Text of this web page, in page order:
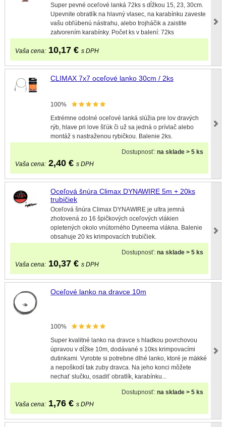
Super pevné oceľové lanká 72ks s dĺžkou 15, 23, 30cm.
Upevnite obratlík na hlavný vlasec, na karabínku zaveste
vašu obľúbenú nástrahu, alebo trojháčik a zaistite
zatvorením karabínky. Počet ks v balení: 72ks
Vaša cena: 10,17 € s DPH
CLIMAX 7x7 oceľové lanko 30cm / 2ks
100%
Extrémne odolné oceľové lanká slúžia pre lov dravých
rýb, hlave pri love šťúk či už sa jedná o prívlač alebo
montáž s nastraženou rybičkou. Balenie 2ks.
Dostupnosť:na sklade > 5 ks
Vaša cena: 2,40 € s DPH
Oceľová šnúra Climax DYNAWIRE 5m + 20ks
trubičiek
Oceľová šnúra Climax DYNAWIRE je ultra jemná
zhotovená zo 16 špičkových oceľových vlákien
opletených okolo vnútorného Dyneema vlákna. Balenie
obsahuje 20 ks krimpovacích trubičiek.
Dostupnosť:na sklade > 5 ks
Vaša cena: 10,37 € s DPH
Oceľové lanko na dravce 10m
100%
Super kvalitné lanko na dravce s hladkou povrchovou
úpravou v dĺžke 10m, dodávané s 10ks krimpovacími
dutinkami. Vyrobte si potrebne dlhé lanko, ktoré je mäkké
a nepoškodí tak zuby dravca. Na jeho konci môžete
nechať slučku, osadiť obratlík, karabínku...
Dostupnosť:na sklade > 5 ks
Vaša cena: 1,76 € s DPH